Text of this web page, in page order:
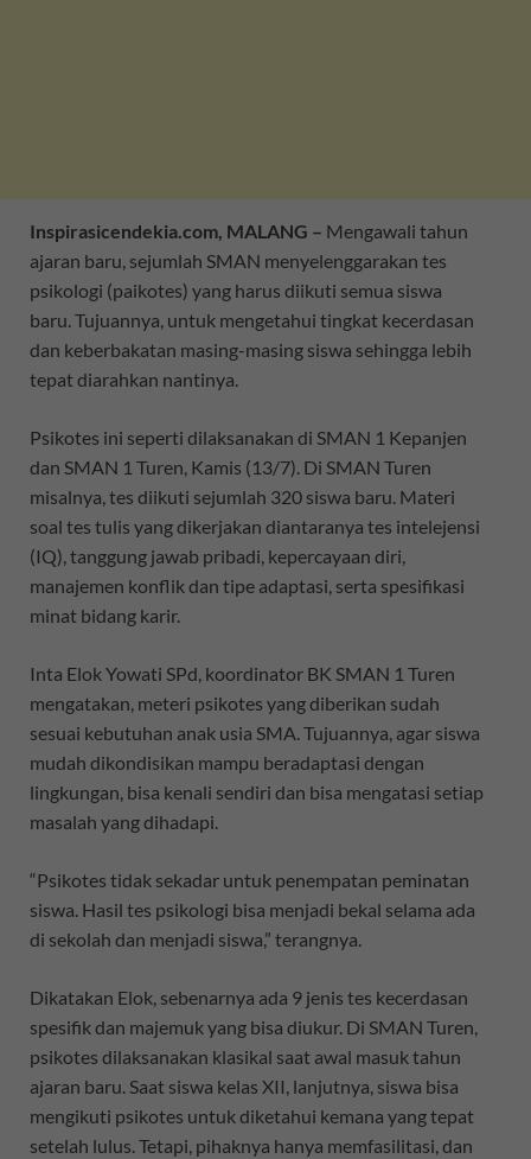
Inspirasicendekia.com, MALANG – Mengawali tahun
ajaran baru, sejumlah SMAN menyelenggarakan tes
psikologi (paikotes) yang harus diikuti semua siswa
baru. Tujuannya, untuk mengetahui tingkat kecerdasan
dan keberbakatan masing-masing siswa sehingga lebih
tepat diarahkan nantinya.
Psikotes ini seperti dilaksanakan di SMAN 1 Kepanjen
dan SMAN 1 Turen, Kamis (13/7). Di SMAN Turen
misalnya, tes diikuti sejumlah 320 siswa baru. Materi
soal tes tulis yang dikerjakan diantaranya tes intelejensi
(IQ), tanggung jawab pribadi, kepercayaan diri,
manajemen konflik dan tipe adaptasi, serta spesifikasi
minat bidang karir.
Inta Elok Yowati SPd, koordinator BK SMAN 1 Turen
mengatakan, meteri psikotes yang diberikan sudah
sesuai kebutuhan anak usia SMA. Tujuannya, agar siswa
mudah dikondisikan mampu beradaptasi dengan
lingkungan, bisa kenali sendiri dan bisa mengatasi setiap
masalah yang dihadapi.
“Psikotes tidak sekadar untuk penempatan peminatan
siswa. Hasil tes psikologi bisa menjadi bekal selama ada
di sekolah dan menjadi siswa,” terangnya.
Dikatakan Elok, sebenarnya ada 9 jenis tes kecerdasan
spesifik dan majemuk yang bisa diukur. Di SMAN Turen,
psikotes dilaksanakan klasikal saat awal masuk tahun
ajaran baru. Saat siswa kelas XII, lanjutnya, siswa bisa
mengikuti psikotes untuk diketahui kemana yang tepat
setelah lulus. Tetapi, pihaknya hanya memfasilitasi, dan